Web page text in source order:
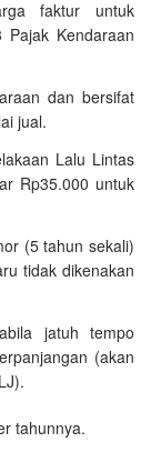
faktur untuk
Kendaraan
dan bersifat
jual.
Lalu Lintas
Rp35.000 untuk
(5 tahun sekali)
tidak dikenakan
jatuh tempo
(akan
tahunnya.